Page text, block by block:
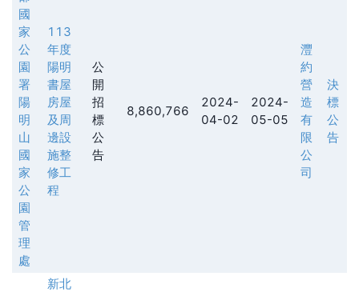
國
家
公
園
署
陽
明
山
國
家
公
園
管
理
處
113
年度
陽明
書屋
房屋
及周
邊設
施整
修工
程
公
開
招
標
公
告
8,860,766
2024-
04-02
2024-
05-05
灃
約
營
造
有
限
公
司
決
標
公
告
新北